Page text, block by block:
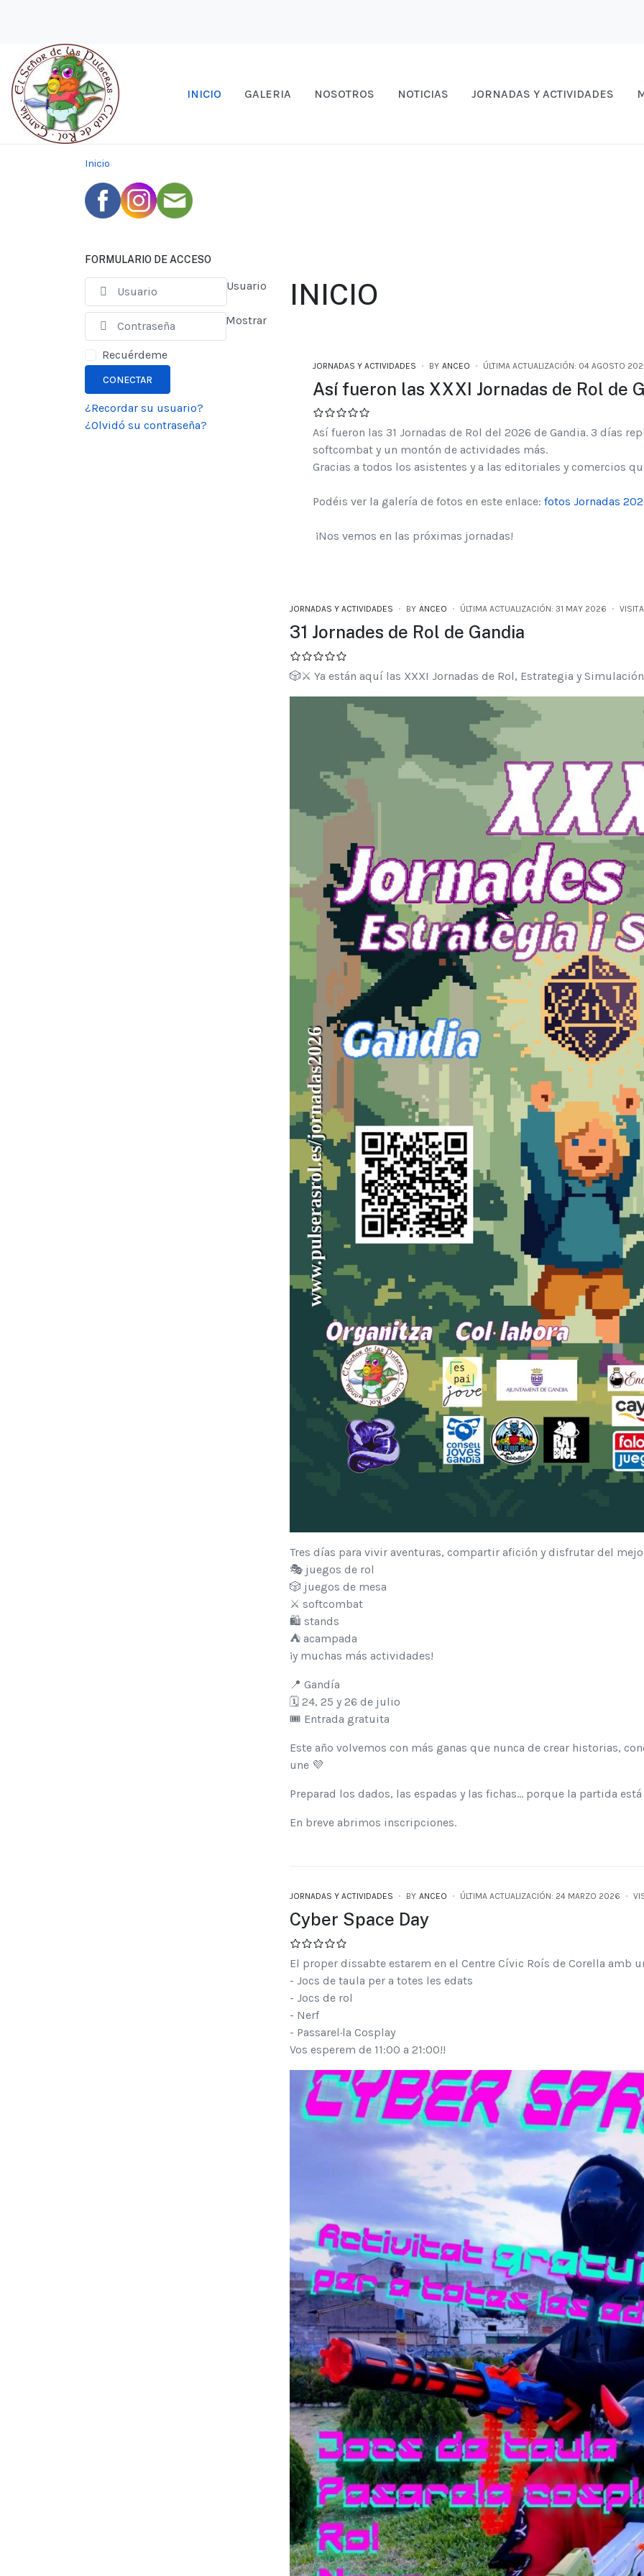
INICIO GALERIA NOSOTROS NOTICIAS JORNADAS Y ACTIVIDADES
Inicio
INICIO
JORNADAS Y ACTIVIDADES BY ANCEO ÚLTIMA ACTUALIZACIÓN: 04 AGOSTO
Así fueron las XXXI Jornadas de Rol de
Así fueron las 31 Jornadas de Rol del 2026 de Gandia. 3 días
softcombat y un montón de actividades más.
Gracias a todos los asistentes y a las editoriales y comercios
Podéis ver la galería de fotos en este enlace: fotos Jornadas
¡Nos vemos en las próximas jornadas!
JORNADAS Y ACTIVIDADES BY ANCEO ÚLTIMA ACTUALIZACIÓN: 31 MAY 2026
31 Jornades de Rol de Gandia
🎲⚔️ Ya están aquí las XXXI Jornadas de Rol, Estrategia y
Tres días para vivir aventuras, compartir afición y disfrutar del
🎭 juegos de rol
🎲 juegos de mesa
⚔️ softcombat
🛍️ stands
⛺ acampada
¡y muchas más actividades!
📍 Gandía
🗓️ 24, 25 y 26 de julio
🎟️ Entrada gratuita
Este año volvemos con más ganas que nunca de crear historias,
une 💜
Preparad los dados, las espadas y las fichas… porque la partida
En breve abrimos inscripciones.
JORNADAS Y ACTIVIDADES BY ANCEO ÚLTIMA ACTUALIZACIÓN: 24 MARZO 2026
Cyber Space Day
El proper dissabte estarem en el Centre Cívic Roís de Corella amb
- Jocs de taula per a totes les edats
- Jocs de rol
- Nerf
- Passarel·la Cosplay
Vos esperem de 11:00 a 21:00!!
FORMULARIO DE ACCESO
Usuario
Mostrar
Recuérdeme
CONECTAR
¿Recordar su usuario?
¿Olvidó su contraseña?